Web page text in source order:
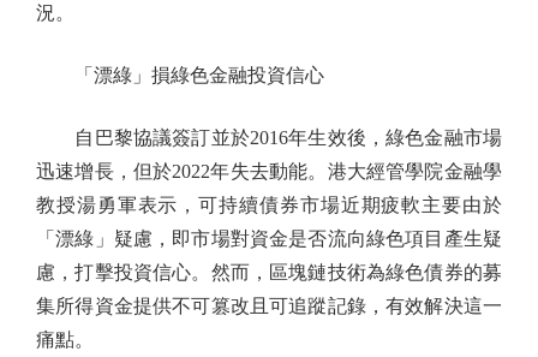
況。
「漂綠」損綠色金融投資信心
自巴黎協議簽訂並於2016年生效後，綠色金融市場
迅速增長，但於2022年失去動能。港大經管學院金融學
教授湯勇軍表示，可持續債券市場近期疲軟主要由於
「漂綠」疑慮，即市場對資金是否流向綠色項目產生疑
慮，打擊投資信心。然而，區塊鏈技術為綠色債券的募
集所得資金提供不可篡改且可追蹤記錄，有效解決這一
痛點。